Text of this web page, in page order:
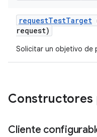
requestTestTarget
request)
Solicitar un objetivo de
Constructores
Cliente